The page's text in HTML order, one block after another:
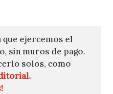
que ejercemos el
sin muros de pago.
solos, como